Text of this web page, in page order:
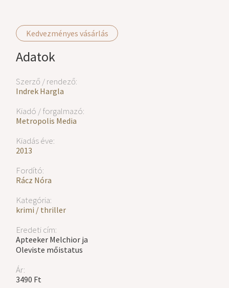
Kedvezményes vásárlás
Adatok
Szerző / rendező:
Indrek Hargla
Kiadó / forgalmazó:
Metropolis Media
Kiadás éve:
2013
Fordító:
Rácz Nóra
Kategória:
krimi / thriller
Eredeti cím:
Apteeker Melchior ja
Oleviste mőistatus
Ár:
3490 Ft